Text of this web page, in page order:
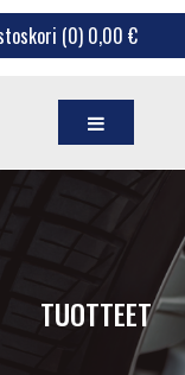
(0) 0,00 €
TUOTTEET